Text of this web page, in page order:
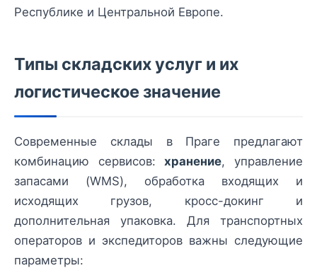
Республике и Центральной Европе.
Типы складских услуг и их
логистическое значение
Современные склады в Праге предлагают
комбинацию сервисов:хранение, управление
запасами (WMS), обработка входящих и
исходящих грузов, кросс-докинг и
дополнительная упаковка. Для транспортных
операторов и экспедиторов важны следующие
параметры: